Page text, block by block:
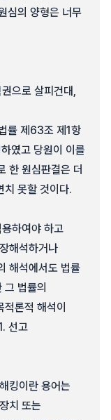
심의 양형은 너무
으로 살피건대,
률 제63조 제1항
였고 당원이 이를
한 원심판결은 더
치 못할 것이다.
하여야 하고
해석하거나
해석에서도 법률
법률의
론적 해석이
선고
킹이란 용어는
치 또는